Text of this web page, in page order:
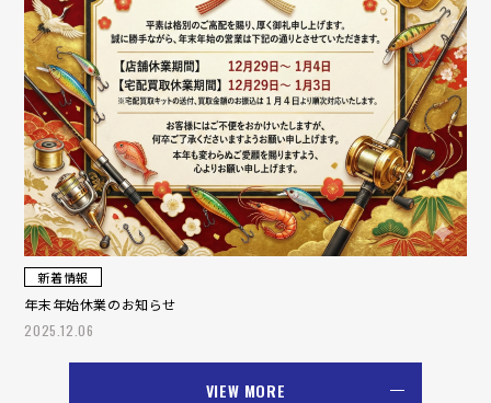
新着情報
年末年始休業のお知らせ
2025.12.06
VIEW MORE